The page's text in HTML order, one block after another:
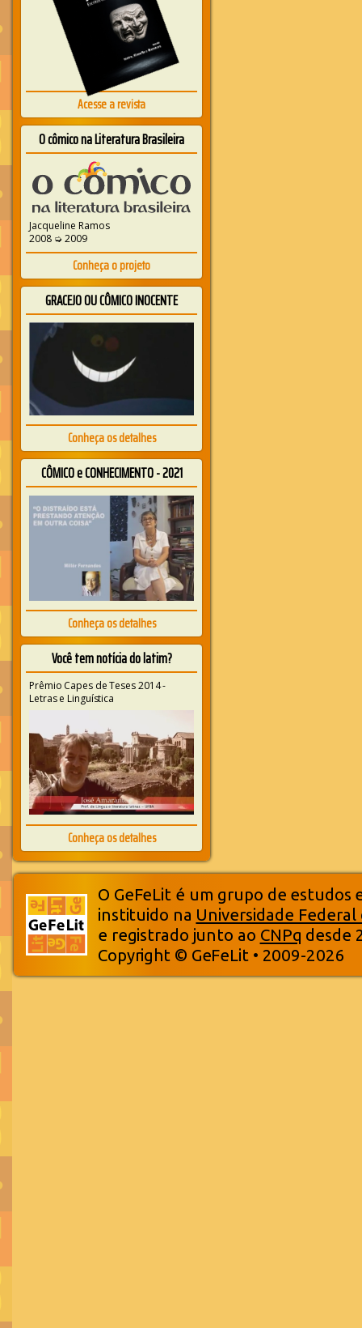
Acesse a revista
O cômico na Literatura Brasileira
Jacqueline Ramos
2008 ➭ 2009
Conheça o projeto
GRACEJO OU CÔMICO INOCENTE
Conheça os detalhes
CÔMICO e CONHECIMENTO - 2021
Conheça os detalhes
Você tem notícia do latim?
Prêmio Capes de Teses 2014 -
Letras e Linguística
Conheça os detalhes
O GeFeLit é um grupo de estudos
instituido na Universidade Federal
e registrado junto ao CNPq desde
Copyright © GeFeLit • 2009-2026